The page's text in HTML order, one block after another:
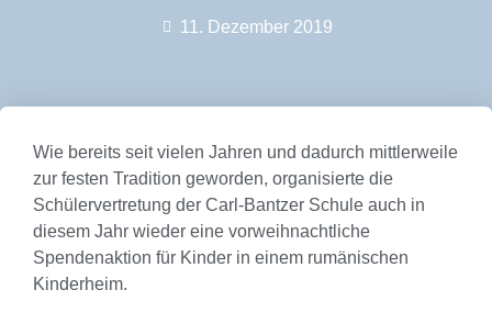
11. Dezember 2019
Wie bereits seit vielen Jahren und dadurch mittlerweile
zur festen Tradition geworden, organisierte die
Schülervertretung der Carl-Bantzer Schule auch in
diesem Jahr wieder eine vorweihnachtliche
Spendenaktion für Kinder in einem rumänischen
Kinderheim.